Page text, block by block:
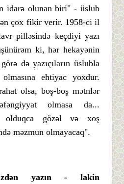
idarə olunan biri" - üslub
çox fikir verir. 1958-ci il
pilləsində keçdiyi yazı
ki, hər hekayənin
də yazıçıların üslubla
ehtiyac yoxdur.
olsa, boş-boş mətnlər
olmasa da...
olduqca gözəl və xoş
məzmun olmayacaq".
n yazın - lakin